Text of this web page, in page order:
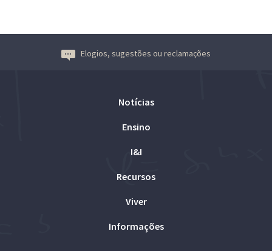
Elogios, sugestões ou reclamações
Notícias
Ensino
I&I
Recursos
Viver
Informações